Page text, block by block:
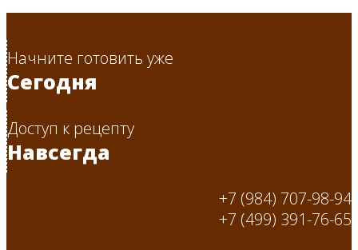
Начните готовить уже
Сегодня
Доступ к рецепту
Навсегда
+7 (984) 707-98-94
+7 (499) 391-76-65